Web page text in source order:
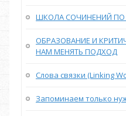
ШКОЛА СОЧИНЕНИЙ
ОБРАЗОВАНИЕ И
НАМ МЕНЯТЬ ПОДХОД
Слова связки (Linking
Запоминаем только